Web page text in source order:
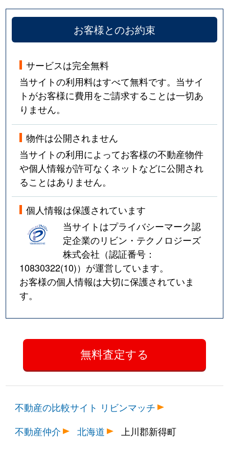
お客様とのお約束
サービスは完全無料
当サイトの利用料はすべて無料です。当サイ
トがお客様に費用をご請求することは一切あ
りません。
物件は公開されません
当サイトの利用によってお客様の不動産物件
や個人情報が許可なくネットなどに公開され
ることはありません。
個人情報は保護されています
当サイトはプライバシーマーク認
定企業のリビン・テクノロジーズ
株式会社（認証番号：
10830322(10)）が運営しています。
お客様の個人情報は大切に保護されていま
す。
不動産の比較サイト リビンマッチ
不動産仲介
北海道 上川郡新得町